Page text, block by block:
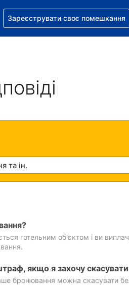
поточна валюта: Українська
Ваша поточна мова:
допомогу з
Зареєструвати своє помешкання
готельним об'єктом і ви
якщо я захочу
бронювання можна скасувати